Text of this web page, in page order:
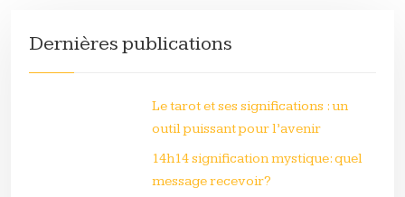
Dernières publications
Le tarot et ses significations : un
outil puissant pour l’avenir
14h14 signification mystique: quel
message recevoir?